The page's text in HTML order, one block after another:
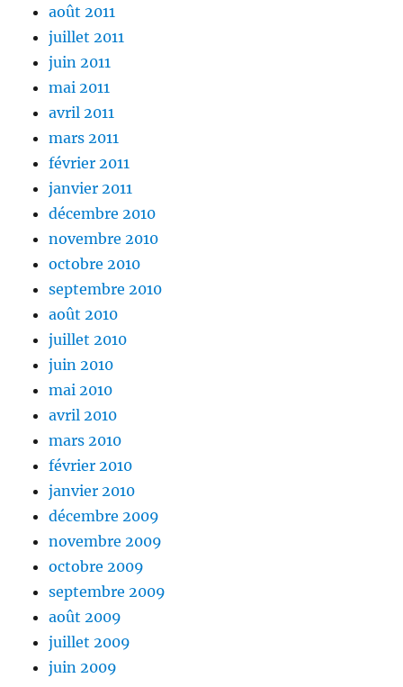
août 2011
juillet 2011
juin 2011
mai 2011
avril 2011
mars 2011
février 2011
janvier 2011
décembre 2010
novembre 2010
octobre 2010
septembre 2010
août 2010
juillet 2010
juin 2010
mai 2010
avril 2010
mars 2010
février 2010
janvier 2010
décembre 2009
novembre 2009
octobre 2009
septembre 2009
août 2009
juillet 2009
juin 2009